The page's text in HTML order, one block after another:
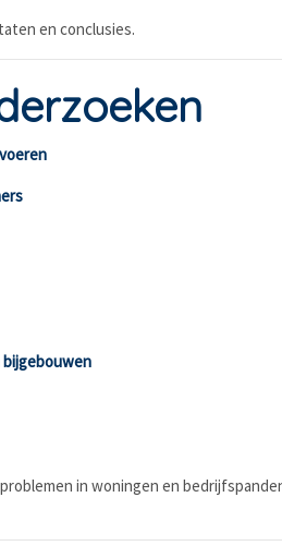
en conclusies.
bijgebouwen
in woningen en